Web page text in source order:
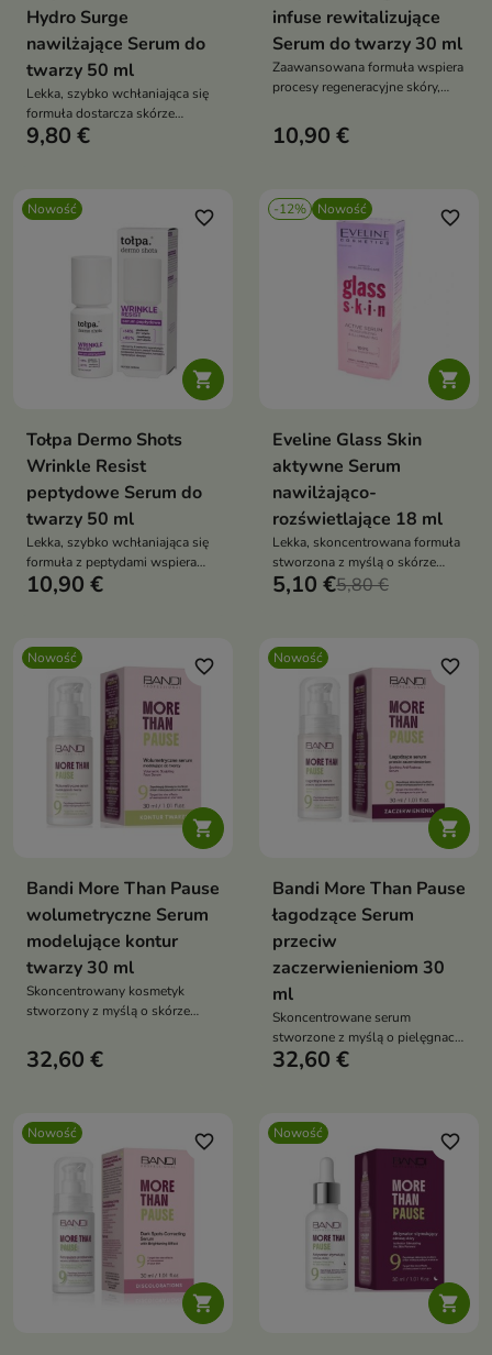
Hydro Surge
nawilżające Serum do
twarzy 50 ml
Lekka, szybko wchłaniająca się
formuła dostarcza skórze
składników nawilżających.
9,80 €
infuse rewitalizujące
Serum do twarzy 30 ml
Zaawansowana formuła wspiera
procesy regeneracyjne skóry,
pomaga przywrócić zdrowy,
promienny wygląd
10,90 €
Nowość

favorite_border
Tołpa Dermo Shots
Wrinkle Resist
peptydowe Serum do
twarzy 50 ml
Lekka, szybko wchłaniająca się
formuła z peptydami wspiera
poprawę jędrności i
10,90 €
-12% Nowość

favorite_border
Eveline Glass Skin
aktywne Serum
nawilżająco-
rozświetlające 18 ml
Lekka, skoncentrowana formuła
stworzona z myślą o skórze
pozbawionej blasku,
5,10 €5,80 €
Nowość

favorite_border
Bandi More Than Pause
wolumetryczne Serum
modelujące kontur
twarzy 30 ml
Skoncentrowany kosmetyk
stworzony z myślą o skórze
oraz wyraźny owal.
32,60 €
Nowość

favorite_border
Bandi More Than Pause
łagodzące Serum
przeciw
zaczerwienieniom 30
ml
Skoncentrowane serum
stworzone z myślą o pielęgnacji
skóry wrażliwej, naczynkowej i
32,60 €
Nowość

favorite_border Nowość

favorite_border